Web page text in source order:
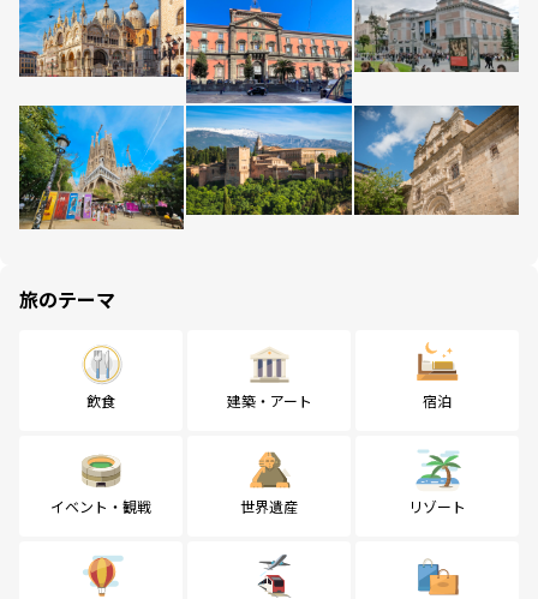
旅のテーマ
飲食 建築・アート 宿泊
イベント・観戦 世界遺産 リゾート